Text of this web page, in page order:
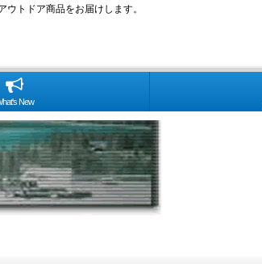
トドア商品をお届けします。
New